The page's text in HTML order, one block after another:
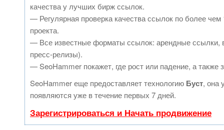
качества у лучших бирж ссылок.
— Регулярная проверка качества ссылок по более
проекта.
— Все известные форматы ссылок: арендные ссылки,
пресс-релизы).
— SeoHammer покажет, где рост или падение, а также
SeoHammer еще предоставляет технологию Буст, она
появляются уже в течение первых 7 дней.
Зарегистрироваться и Начать продвижение